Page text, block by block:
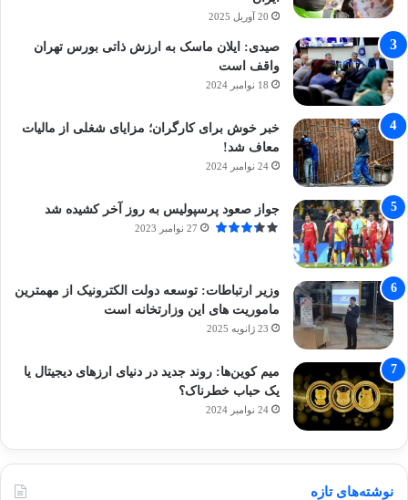
20 آوریل 2025
صیدی: ایلان ماسک به ارزش ذاتی بورس تهران
واقف است
18 نوامبر 2024
خبر خوش برای کارگران؛ مزایای شغلی از مالیات
معاف شد!
24 نوامبر 2024
جواز صعود پرسپولیس به روز آخر کشیده شد
27 نوامبر 2023
وزیر ارتباطات: توسعه دولت الکترونیک از مهمترین
ماموریت های این وزارتخانه است
23 ژانویه 2025
میم کوین‌ها: روند جدید در دنیای ارزهای دیجیتال یا
یک حباب خطرناک؟
24 نوامبر 2024
نوشته‌های تازه